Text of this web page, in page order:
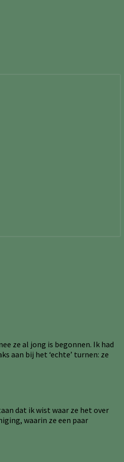
ze al jong is begonnen. Ik had
aan bij het ‘echte’ turnen: ze
dat ik wist waar ze het over
waarin ze een paar